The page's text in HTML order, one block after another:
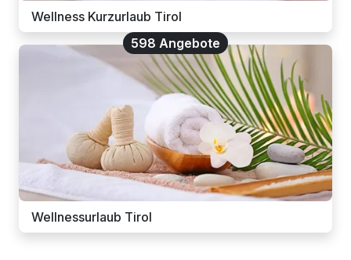
Wellness Kurzurlaub Tirol
598 Angebote
Wellnessurlaub Tirol